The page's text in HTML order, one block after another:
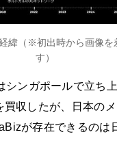
緯（※初出時から画像を
す）
シンガポールで立ち
収したが、日本の
が存在できるのは